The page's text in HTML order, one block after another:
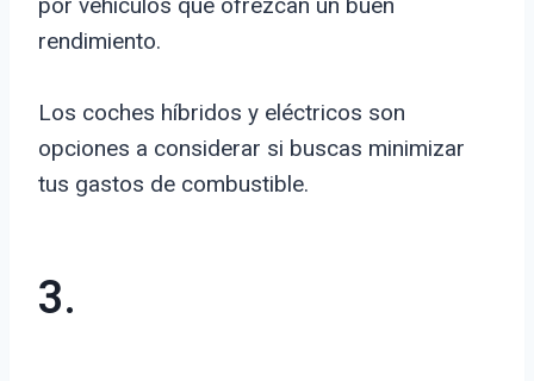
por vehículos que ofrezcan un buen
rendimiento.
Los coches híbridos y eléctricos son
opciones a considerar si buscas minimizar
tus gastos de combustible.
3.